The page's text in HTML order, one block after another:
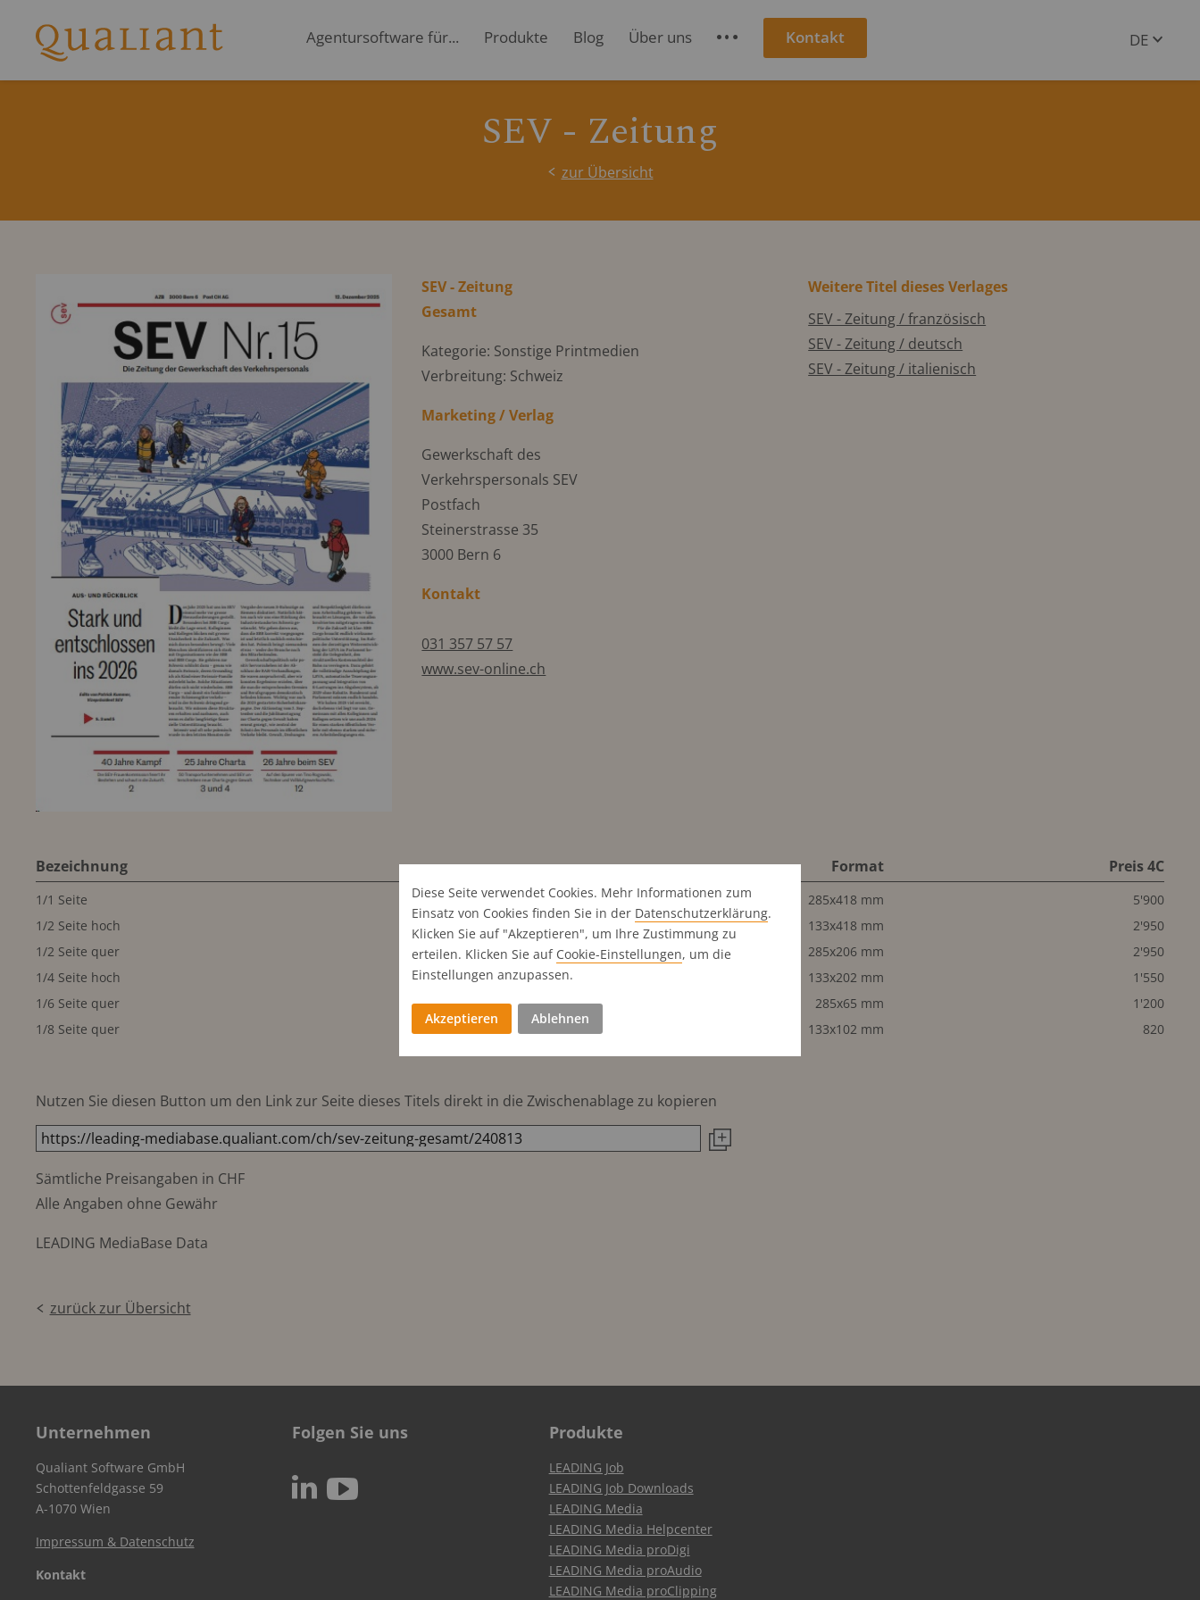
Agentursoftware für... Produkte Blog Über uns S Kontakt
DE
SEV - Zeitung
zur Übersicht
SEV - Zeitung
Gesamt
Kategorie: Sonstige Printmedien
Verbreitung: Schweiz
Marketing / Verlag
Gewerkschaft des
Verkehrspersonals SEV
Postfach
Steinerstrasse 35
3000 Bern 6
Kontakt
031 357 57 57
www.sev-online.ch
Weitere Titel dieses Verlages
SEV - Zeitung / französisch
SEV - Zeitung / deutsch
SEV - Zeitung / italienisch
Bezeichnung Format Preis 4C
1/1 Seite 285x418 mm
5'900
1/2 Seite hoch
133x418 mm
2'950
1/2 Seite quer
285x206 mm
2'950
1/4 Seite hoch
133x202 mm
1'550
1/6 Seite quer
285x65 mm
1'200
1/8 Seite quer
133x102 mm 820
Nutzen Sie diesen Button um den Link zur Seite dieses Titels direkt in die Zwischenablage zu kopieren
Sämtliche Preisangaben in CHF
Alle Angaben ohne Gewähr
LEADING MediaBase Data
zurück zur Übersicht
Unternehmen
Qualiant Software GmbH
Schottenfeldgasse 59
A-1070 Wien
Impressum & Datenschutz
Kontakt
Folgen Sie uns
N c
Produkte
LEADING Job
LEADING Job Downloads
LEADING Media
LEADING Media Helpcenter
LEADING Media proDigi
LEADING Media proAudio
LEADING Media proClipping
Diese Seite verwendet Cookies. Mehr Informationen zum
Einsatz von Cookies finden Sie in der Datenschutz­erklärung.
Klicken Sie auf "Akzeptieren", um Ihre Zustimmung zu
erteilen. Klicken Sie auf Cookie-Einstellungen, um die
Einstellungen anzupassen.
Akzeptieren Ablehnen